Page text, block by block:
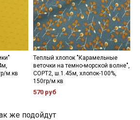
м.кв
Теплый хлопок "Карамельные
веточки на темно-морской волне",
СОРТ2, ш.1.45м, хлопок-100%,
150гр/м.кв
570 руб
же подойдут
от Купава
здесь дополнительные
и скидки до 30% на узкие
тканей